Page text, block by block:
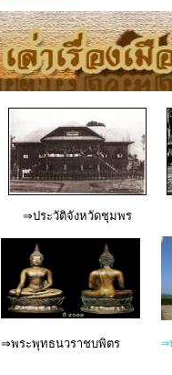
⇒ประวัติจังหวัดชุมพร
⇒พระพุทธนวราชบพิตร ⇒